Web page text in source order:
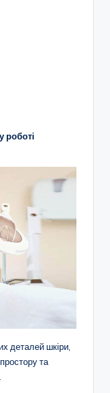
роботі
деталей шкіри,
та